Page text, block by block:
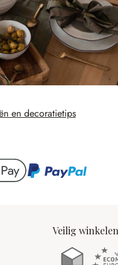
en decoratietips
Veilig winkelen